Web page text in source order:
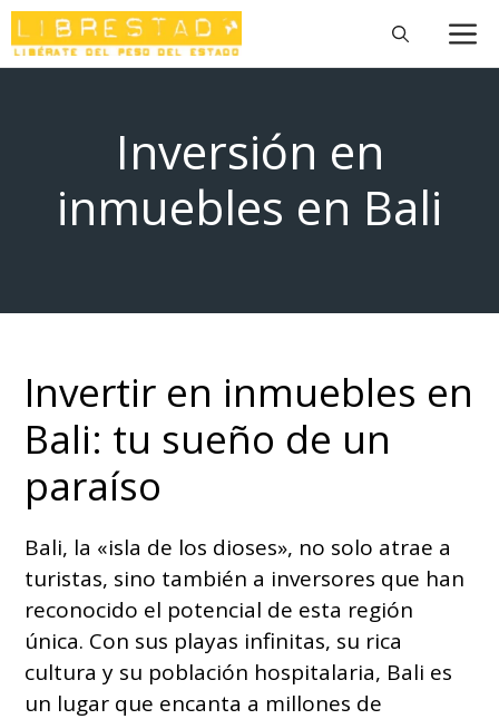
Saltar
al
contenido
Inversión en
inmuebles en Bali
Invertir en inmuebles en
Bali: tu sueño de un
paraíso
Bali, la «isla de los dioses», no solo atrae a
turistas, sino también a inversores que han
reconocido el potencial de esta región
única. Con sus playas infinitas, su rica
cultura y su población hospitalaria, Bali es
un lugar que encanta a millones de